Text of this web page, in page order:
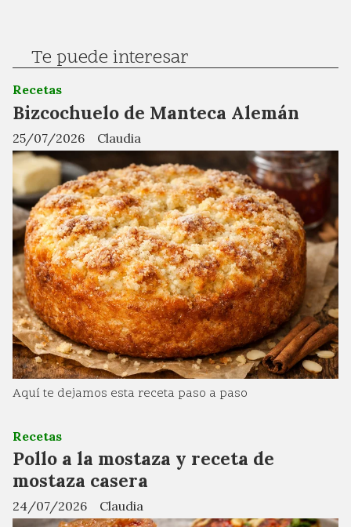
Te puede interesar
Bizcochuelo de Manteca Alemán
Claudia
Recetas
25/07/2026
Aquí te dejamos esta receta paso a paso
Pollo a la mostaza y receta de
mostaza casera
Claudia
Recetas
24/07/2026